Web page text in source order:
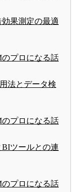
果測定の最適
のプロになる話
法とデータ検
のプロになる話
ツールとの連
のプロになる話